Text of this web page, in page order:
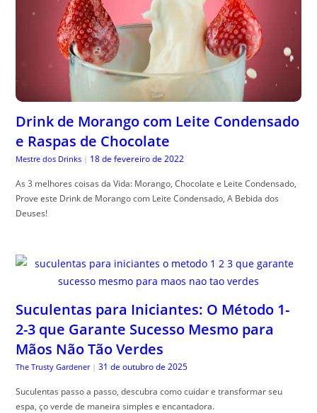
Drink de Morango com Leite Condensado
e Raspas de Chocolate
Mestre dos Drinks | 18 de fevereiro de 2022
As 3 melhores coisas da Vida: Morango, Chocolate e Leite Condensado,
Prove este Drink de Morango com Leite Condensado, A Bebida dos
Deuses!
Suculentas para Iniciantes: O Método 1-
2-3 que Garante Sucesso Mesmo para
Mãos Não Tão Verdes
The Trusty Gardener | 31 de outubro de 2025
Suculentas passo a passo, descubra como cuidar e transformar seu
espa, ço verde de maneira simples e encantadora.